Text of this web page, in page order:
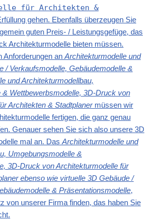
für Architekten &
gehen. Ebenfalls überzeugen Sie
guten Preis- / Leistungsgefüge, das
Architekturmodelle bieten müssen.
Anforderungen an Architekturmodelle und
/ Verkaufsmodelle, Gebäudemodelle &
und Architekturmodellbau,
& Wettbewerbsmodelle, 3D-Druck von
Architekten & Stadtplaner müssen wir
fertigen, die ganz genau
Genauer sehen Sie sich also unsere 3D
mal an. Das Architekturmodelle und
Umgebungsmodelle &
3D-Druck von Architekturmodelle für
ebenso wie virtuelle 3D Gebäude /
& Präsentationsmodelle,
von unserer Firma finden, das haben Sie